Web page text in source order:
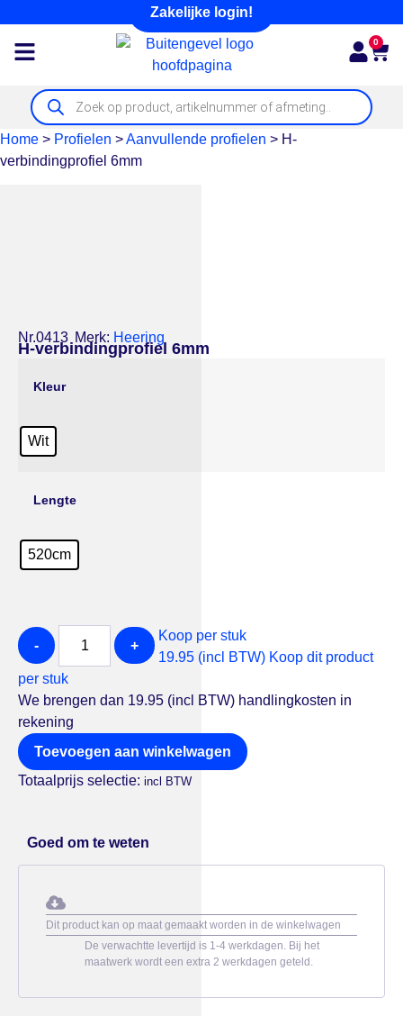
Zakelijke login!
0
Home > Profielen >Aanvullende profielen > H-
verbindingprofiel 6mm
Nr.0413 Merk: Heering
H-verbindingprofiel 6mm
Kleur
Wit
Lengte
520cm
- +
Koop per stuk
19.95 (incl BTW) Koop dit product
per stuk
We brengen dan 19.95 (incl BTW) handlingkosten in
rekening
Toevoegen aan winkelwagen
Totaalprijs selectie: incl BTW
Goed om te weten
Dit product kan op maat gemaakt worden in de winkelwagen
De verwachtte levertijd is 1-4 werkdagen. Bij het
maatwerk wordt een extra 2 werkdagen geteld.